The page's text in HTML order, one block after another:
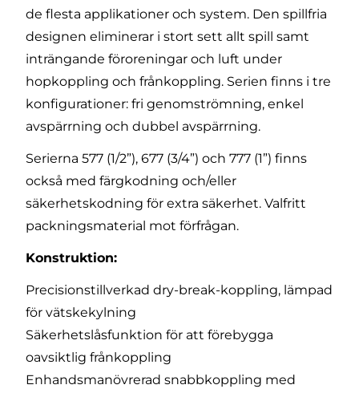
de flesta applikationer och system. Den spillfria
designen eliminerar i stort sett allt spill samt
inträngande föroreningar och luft under
hopkoppling och frånkoppling. Serien finns i tre
konfigurationer: fri genomströmning, enkel
avspärrning och dubbel avspärrning.
Serierna 577 (1/2”), 677 (3/4”) och 777 (1”) finns
också med färgkodning och/eller
säkerhetskodning för extra säkerhet. Valfritt
packningsmaterial mot förfrågan.
Konstruktion:
Precisionstillverkad dry-break-koppling, lämpad
för vätskekylning
Säkerhetslåsfunktion för att förebygga
oavsiktlig frånkoppling
Enhandsmanövrerad snabbkoppling med